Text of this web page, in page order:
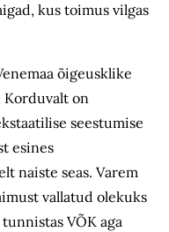
kus toimus vilgas
õigeusklike
Korduvalt on
seestumise
esines
naiste seas. Varem
vallatud olekuks
VÕK aga